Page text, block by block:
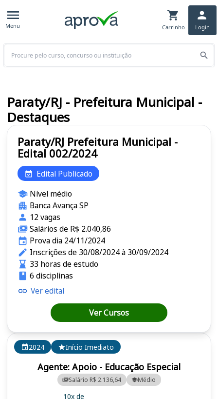
Menu Carrinho Login
Buscar
2024 Início Imediato
Agente: Apoio - Educação Especial
Salário R$ 2.136,64 Médio
10x de
Paraty/RJ Prefeitura Municipal -
Edital 002/2024
Edital Publicado
Nível médio
Banca Avança SP
12 vagas
Salários de R$ 2.040,86
Prova dia 24/11/2024
Inscrições de 30/08/2024 à 30/09/2024
33 horas de estudo
6 disciplinas
Ver edital
Ver Cursos
Paraty/RJ - Prefeitura Municipal -
Destaques